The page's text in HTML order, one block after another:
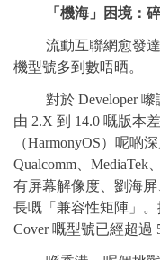
「機海」困境：
流動互聯網愈發
機型號多到數唔晒。
對於 Developer
由 2.X 到 14.0 嘅版本
（HarmonyOS）呢啲
Qualcomm、
有屏幕解像度、劉海
長嘅「兼容性矩陣」
Cover 嘅型號已經超過